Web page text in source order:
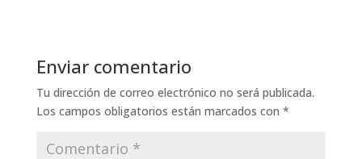
Enviar comentario
Tu dirección de correo electrónico no será publicada.
Los campos obligatorios están marcados con *